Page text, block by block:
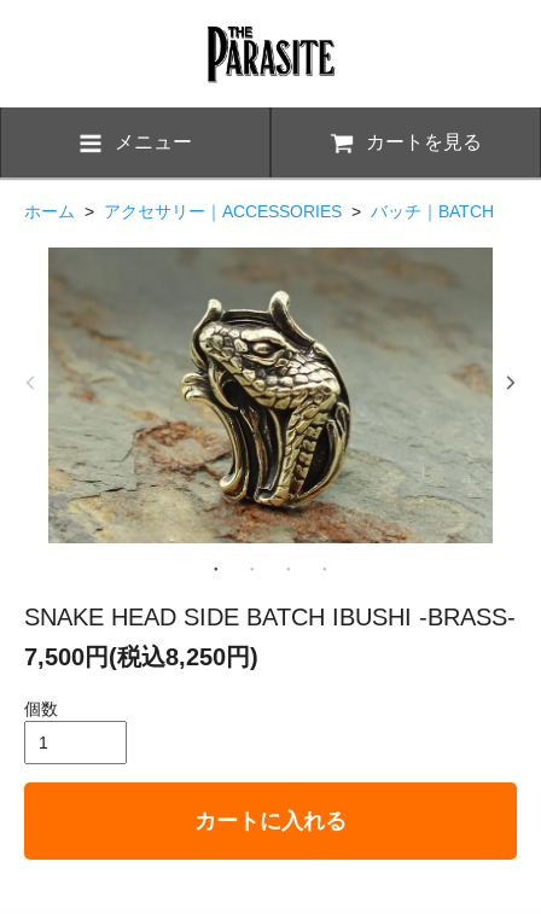
メニュー カートを見る
ホーム > アクセサリー｜ACCESSORIES > バッチ｜BATCH
SNAKE HEAD SIDE BATCH IBUSHI -BRASS-
7,500円(税込8,250円)
個数
カートに入れる